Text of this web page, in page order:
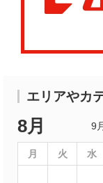
エリアやカ
8月 9
月 火 水